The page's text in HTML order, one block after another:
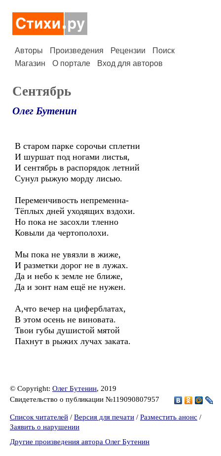
Авторы Произведения Рецензии
Поиск
Магазин
О портале Вход для авторов
Сентябрь
Олег Бутенин
В старом парке сорочьи сплетни
И шуршат под ногами листья,
И сентябрь в распорядок летний
Сунул рыжую морду лисью.
Переменчивость непременна-
Тёплых дней уходящих вздохи.
Но пока не засохли тленно
Ковыли да чертополохи.
Мы пока не увязли в жиже,
И разметки дорог не в лужах.
Да и небо к земле не ближе,
Да и зонт нам ещё не нужен.
А,что вечер на циферблатах,
В этом осень не виновата.
Твои губы душистой мятой
Пахнут в рыжих лучах заката.
© Copyright: Олег Бутенин, 2019
Свидетельство о публикации №119090807957
Список читателей / Версия для печати / Разместить анонс /
Заявить о нарушении
Другие произведения автора Олег Бутенин